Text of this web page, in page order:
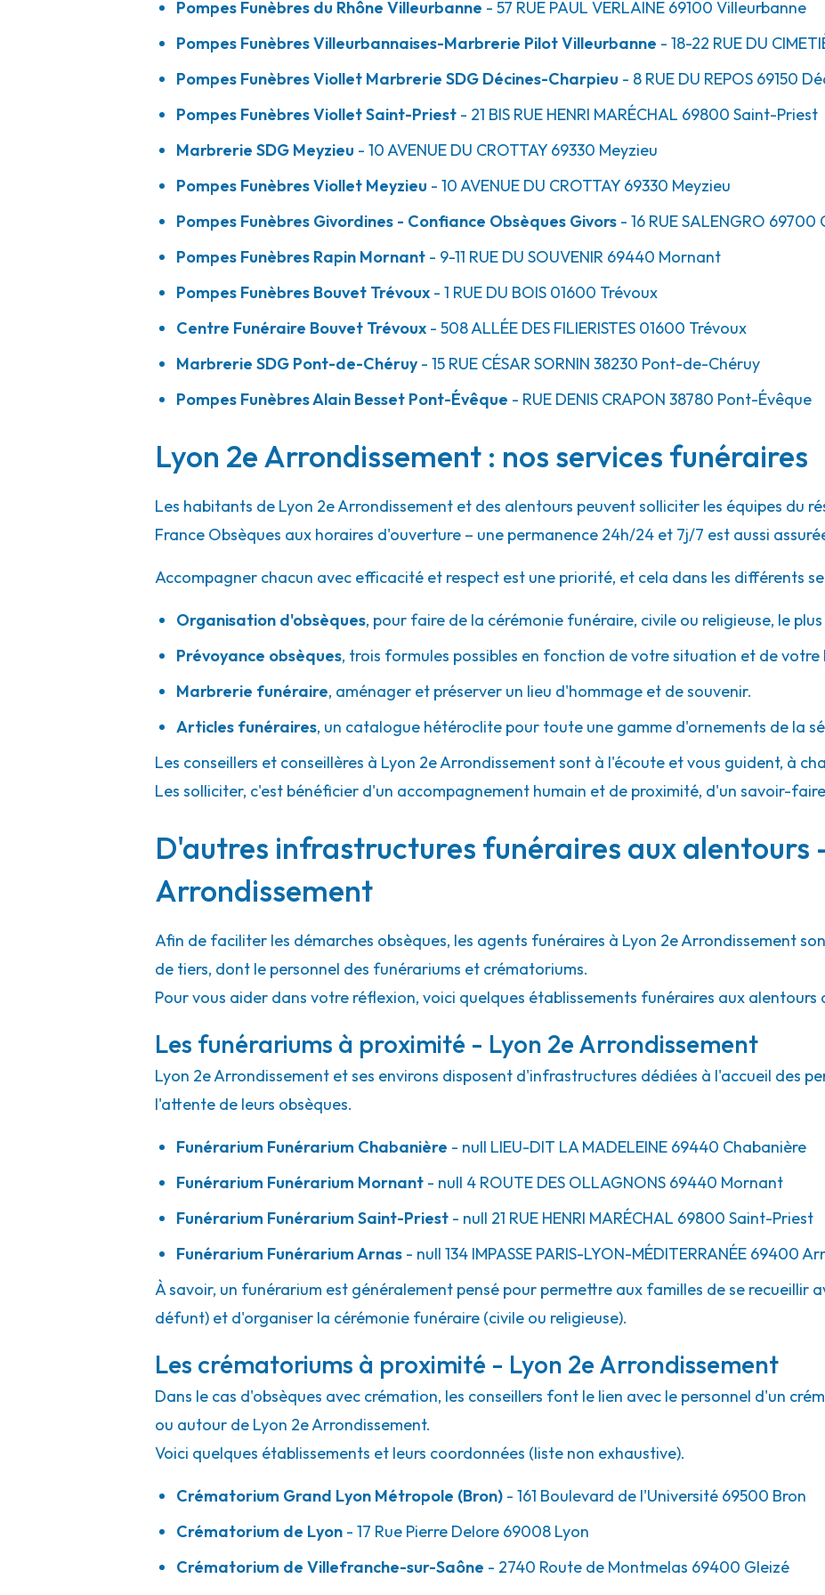
A votre écoute 24h/24 7j/7
9-11 Rue Du Souvenir-69440 Mornant
Consulter l'agence 04 78 44 02 64
Pompes Funèbres Bouvet - Trévoux
21.9km
01600 Trévoux
Consulter l'agence 04 74 00 15 15
Centre Funéraire Bouvet - Trévoux
Consulter l'agence 04 74 08 16 39
A votre écoute 24h/24 7j/7
Marbrerie SDG - Pont-de-Chéruy
25.6km
04 78 31 49 03
A votre écoute 24h/24 7j/7
Pompes Funèbres Alain Besset - Pont-Évêque
25.9km
Rue Denis Crapon - LE PLAN DES AIRS - 38780 Pont-Évêque
Consulter l'agence 04 74 20 42 00
A votre écoute 24h/24 7j/7
Pompes Funèbres du Rhône Villeurbanne - 57 RUE PAUL VERLAINE 69100 Villeurbanne
Pompes Funèbres Villeurbannaises-Marbrerie Pilot Villeurbanne - 18-22 RUE DU
Pompes Funèbres Viollet Marbrerie SDG Décines-Charpieu - 8 RUE DU REPOS 69150
Pompes Funèbres Viollet Saint-Priest - 21 BIS RUE HENRI MARÉCHAL 69800 Saint-Priest
Marbrerie SDG Meyzieu - 10 AVENUE DU CROTTAY 69330 Meyzieu
Pompes Funèbres Viollet Meyzieu - 10 AVENUE DU CROTTAY 69330 Meyzieu
Pompes Funèbres Givordines - Confiance Obsèques Givors - 16 RUE SALENGRO 69700
Pompes Funèbres Rapin Mornant - 9-11 RUE DU SOUVENIR 69440 Mornant
Pompes Funèbres Bouvet Trévoux - 1 RUE DU BOIS 01600 Trévoux
Centre Funéraire Bouvet Trévoux - 508 ALLÉE DES FILIERISTES 01600 Trévoux
Marbrerie SDG Pont-de-Chéruy- 15 RUE CÉSAR SORNIN 38230 Pont-de-Chéruy
Pompes Funèbres Alain Besset Pont-Évêque - RUE DENIS CRAPON 38780 Pont-Évêque
Lyon 2e Arrondissement : nos services funéraires
Les habitants de Lyon 2e Arrondissement et des alentours peuvent solliciter les équipes du
France Obsèques aux horaires d'ouverture – une permanence 24h/24 et 7j/7 est aussi
Accompagner chacun avec efficacité et respect est une priorité, et cela dans les différents
Organisation d'obsèques, pour faire de la cérémonie funéraire, civile ou religieuse, le
Prévoyance obsèques, trois formules possibles en fonction de votre situation et de votre
Marbrerie funéraire, aménager et préserver un lieu d'hommage et de souvenir.
Articles funéraires, un catalogue hétéroclite pour toute une gamme d'ornements de la
Les conseillers et conseillères à Lyon 2e Arrondissement sont à l'écoute et vous guident, à
Les solliciter, c'est bénéficier d'un accompagnement humain et de proximité, d'un savoir-
D'autres infrastructures funéraires aux alentours
Arrondissement
Afin de faciliter les démarches obsèques, les agents funéraires à Lyon 2e Arrondissement
de tiers, dont le personnel des funérariums et crématoriums.
Pour vous aider dans votre réflexion, voici quelques établissements funéraires aux alentours
Les funérariums à proximité - Lyon 2e Arrondissement
Lyon 2e Arrondissement et ses environs disposent d'infrastructures dédiées à l'accueil des
l'attente de leurs obsèques.
Funérarium Funérarium Chabanière - null LIEU-DIT LA MADELEINE 69440 Chabanière
Funérarium Funérarium Mornant - null 4 ROUTE DES OLLAGNONS 69440 Mornant
Funérarium Funérarium Saint-Priest - null 21 RUE HENRI MARÉCHAL 69800 Saint-Priest
Funérarium Funérarium Arnas - null 134 IMPASSE PARIS-LYON-MÉDITERRANÉE 69400
À savoir, un funérarium est généralement pensé pour permettre aux familles de se recueillir
défunt) et d'organiser la cérémonie funéraire (civile ou religieuse).
Les crématoriums à proximité - Lyon 2e Arrondissement
Dans le cas d'obsèques avec crémation, les conseillers font le lien avec le personnel d'un
ou autour de Lyon 2e Arrondissement.
Voici quelques établissements et leurs coordonnées (liste non exhaustive).
Crématorium Grand Lyon Métropole (Bron) - 161 Boulevard de l'Université 69500 Bron
Crématorium de Lyon - 17 Rue Pierre Delore 69008 Lyon
Crématorium de Villefranche-sur-Saône - 2740 Route de Montmelas 69400 Gleizé